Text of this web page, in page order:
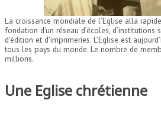
La croissance mondiale de l’Eglise alla
fondation d’un réseau d’écoles, d’institutions
d’édition et d’imprimeries. L’Eglise est
tous les pays du monde. Le nombre de
millions.
Une Eglise chrétienne